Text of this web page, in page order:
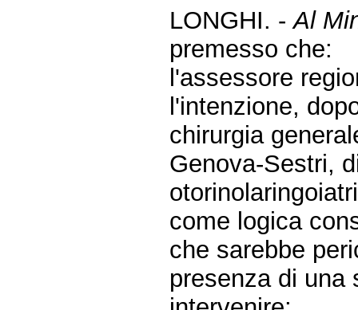
LONGHI. -Al
premesso che:
l'assessore
l'intenzione,
chirurgia
Genova-Sestri,
come logica
che sarebbe
presenza di una